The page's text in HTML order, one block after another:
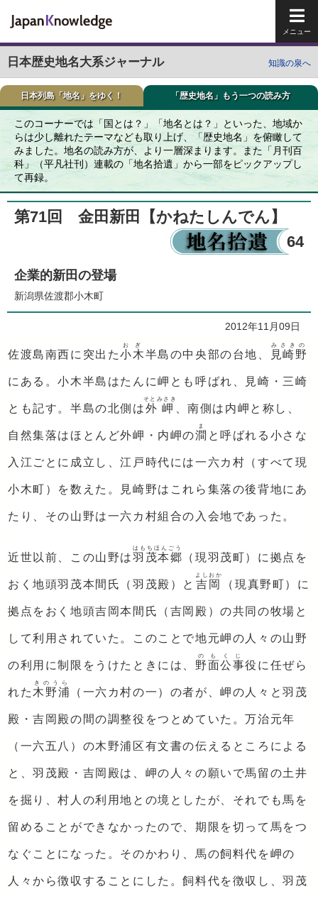
日本歴史地名大系ジャーナル 知識の泉へ
日本列島「地名」をゆく！ 「歴史地名」もう一つの読み方
このコーナーでは「国とは？」「地名とは？」といった、地域か
らは少し離れたテーマなども取り上げ、「歴史地名」を俯瞰して
みました。地名の読み方が、より一層深まります。また「月刊百
科」（平凡社刊）連載の「地名拾遺」から一部をピックアップし
て再録。
第71回 金田新田
【かねたしんでん】
64
企業的新田の登場
新潟県佐渡郡小木町
2012年11月09日
佐渡島南西に突出た小木
おぎ
半島の中央部の台地、 見崎野
みさきの
にある。小木半島はたんに岬とも呼ばれ、見崎・三崎
とも記す。半島の北側は外岬
そとみさき
、南側は内岬と称し、
自然集落はほとんど外岬・内岬の澗
ま
と呼ばれる小さな
入江ごとに成立し、江戸時代には一六カ村（すべて現
小木町）を数えた。見崎野はこれら集落の後背地にあ
たり、その山野は一六カ村組合の入会地であった。
近世以前、この山野は羽茂本郷
はもちほんごう
（現羽茂町）に拠点を
おく地頭羽茂本間氏（羽茂殿）と 吉岡
よしおか
（現真野町）に
拠点をおく地頭吉岡本間氏（吉岡殿）の共同の牧場と
して利用されていた。このことで地元岬の人々の山野
の利用に制限をうけたときには、 野面公事
のもくじ
役に任ぜら
れた 木野浦
きのうら
（一六カ村の一）の者が、岬の人々と羽茂
殿・吉岡殿の間の調整役をつとめていた。万治元年
（一六五八）の木野浦区有文書の伝えるところによる
と、羽茂殿・吉岡殿は、岬の人々の願いで馬留の土井
を掘り、村人の利用地との境としたが、それでも馬を
留めることができなかったので、期限を切って馬をつ
なぐことになった。そのかわり、馬の飼料代を岬の
人々から徴収することにした。飼料代を徴収し、羽茂